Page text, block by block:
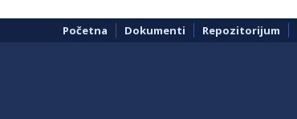
Početna Dokumenti Repozitorijum